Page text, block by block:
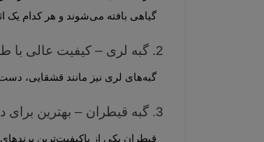
گیاهی بافته می‌شوند و هر کدام یک اثر هنری منحصر‌به‌فرد هستند.
2. گبه لری – کیفیت عالی با طرح‌های خاص
گبه‌های لری نیز مانند قشقایی، دست‌باف و بسیار اصیل هستند. طرح‌های این گبه‌ها معمولاً ساده‌تر ولی بسیار چشم‌نواز هستند.
3. گبه قیطران – بهترین برای دکوراسیون مدرن